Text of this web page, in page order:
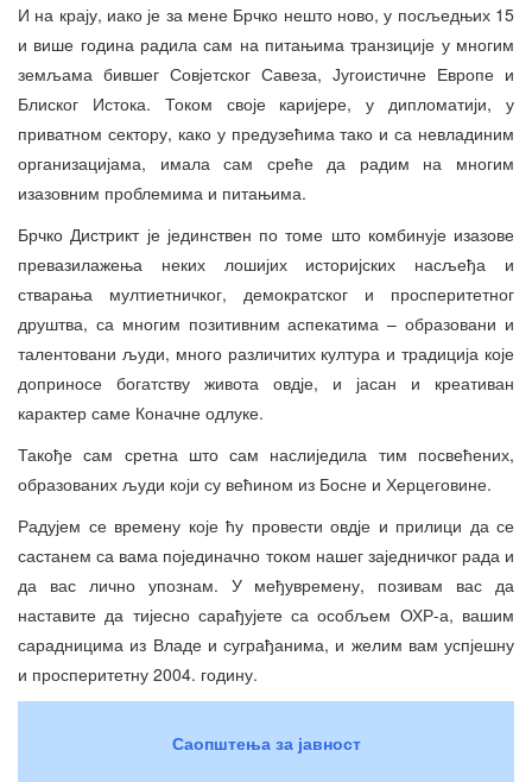
И на крају, иако је за мене Брчко нешто ново, у посљедњих 15
и више година радила сам на питањима транзиције у многим
земљама бившег Совјетског Савеза, Југоистичне Европе и
Блиског Истока. Током своје каријере, у дипломатији, у
приватном сектору, како у предузећима тако и са невладиним
организацијама, имала сам среће да радим на многим
изазовним проблемима и питањима.
Брчко Дистрикт је јединствен по томе што комбинује изазове
превазилажења неких лошијих историјских насљеђа и
стварања мултиетничког, демократског и просперитетног
друштва, са многим позитивним аспекатима – образовани и
талентовани људи, много различитих култура и традиција које
доприносе богатству живота овдје, и јасан и креативан
карактер саме Коначне одлуке.
Такође сам сретна што сам наслиједила тим посвећених,
образованих људи који су већином из Босне и Херцеговине.
Радујем се времену које ћу провести овдје и прилици да се
састанем са вама појединачно током нашег заједничког рада и
да вас лично упознам. У међувремену, позивам вас да
наставите да тијесно сарађујете са особљем ОХР-а, вашим
сарадницима из Владе и суграђанима, и желим вам успјешну
и просперитетну 2004. годину.
Саопштења за јавност